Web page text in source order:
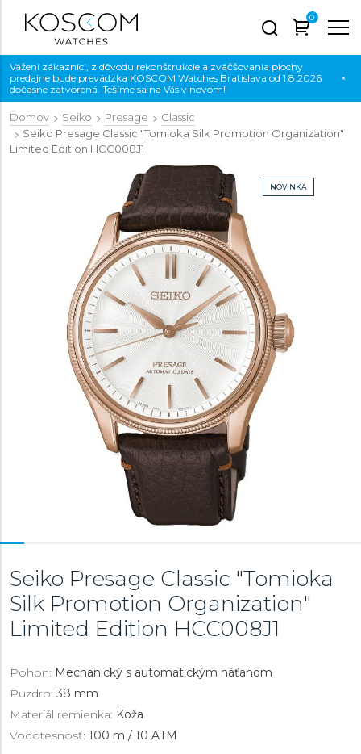
0
Vážení zákazníci, z dôvodu rekonštrukcie a zväčšovania plochy
predajne bude prevádzka KOSCOM Watches Bratislava od 1.8.2026
dočasne zatvorená. Tešíme sa na Vás v novom!
×
Domov Seiko Presage
Classic
Seiko Presage Classic "Tomioka Silk Promotion Organization"
Limited Edition HCC008J1
NOVINKA
Seiko Presage Classic "Tomioka
Silk Promotion Organization"
Limited Edition HCC008J1
Pohon: Mechanický s automatickým náťahom
Puzdro: 38 mm
Materiál remienka: Koža
Vodotesnosť: 100 m / 10 ATM